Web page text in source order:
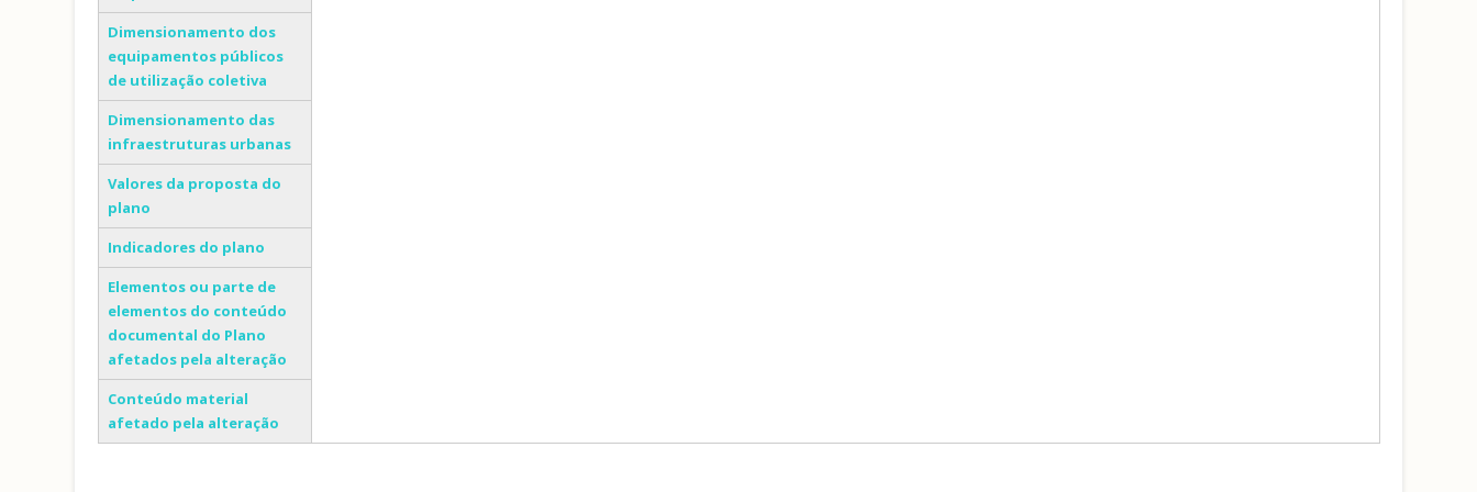
Dimensionamento dos
equipamentos públicos
de utilização coletiva
Dimensionamento das
infraestruturas urbanas
Valores da proposta do
plano
Indicadores do plano
Elementos ou parte de
elementos do conteúdo
documental do Plano
afetados pela alteração
Conteúdo material
afetado pela alteração